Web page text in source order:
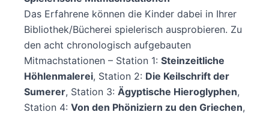
Das Erfahrene können die Kinder dabei in Ihrer
Bibliothek/Bücherei spielerisch ausprobieren. Zu
den acht chronologisch aufgebauten
Mitmachstationen – Station 1: Steinzeitliche
Höhlenmalerei, Station 2: Die Keilschrift der
Sumerer, Station 3: Ägyptische Hieroglyphen,
Station 4: Von den Phöniziern zu den Griechen,